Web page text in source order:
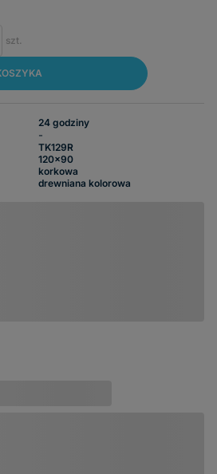
szt.
24 godziny
-
TK129R
120x90
korkowa
drewniana kolorowa